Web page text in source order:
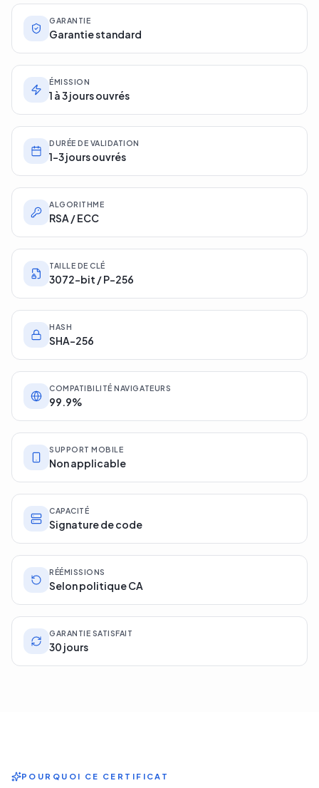
GARANTIE
Garantie standard
ÉMISSION
1 à 3 jours ouvrés
DURÉE DE VALIDATION
1-3 jours ouvrés
ALGORITHME
RSA / ECC
TAILLE DE CLÉ
3072-bit / P-256
HASH
SHA-256
COMPATIBILITÉ NAVIGATEURS
99.9%
SUPPORT MOBILE
Non applicable
CAPACITÉ
Signature de code
RÉÉMISSIONS
Selon politique CA
GARANTIE SATISFAIT
30 jours
POURQUOI CE CERTIFICAT